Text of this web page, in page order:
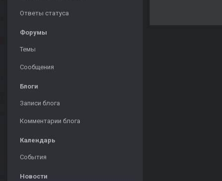
Ответы статуса
Форумы
Темы
Сообщения
Блоги
Записи блога
Комментарии блога
Календарь
События
Новости